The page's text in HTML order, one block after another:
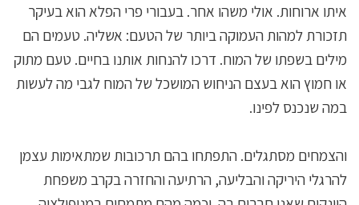
איתו ארוחות. אולי משהו אחר. בעבורי פרי הפלא הוא בעיקר
תזכורת למהות העמוקה ביותר של הטעם: אשליה. טעמים הם
מילים בשפתו של המוח. דרכו להנחות אותנו בחיים. טעם מתוק
או חמוץ הוא בעצם הניחוש המושכל של המוח לגבי מה לעשות
במה שנכנס לפינו.
והצמחים מסתגלים. התפתחו בהם תרכובות שמתאימות עצמן
להרגלי היריקה והבליעה, הרתיעה והחזרה בקרב משפחת